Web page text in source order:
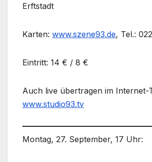
Erftstadt
Karten: www.szene93.de, Tel.:
Eintritt: 14 € / 8 €
Auch live übertragen im Internet-
www.studio93.tv
Montag, 27. September, 17 Uhr: